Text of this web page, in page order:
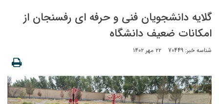
گلایه دانشجویان فنی و حرفه ای رفسنجان از
امکانات ضعیف دانشگاه
شناسه خبر: 70449 ۲۲ مهر ۱۴۰۲